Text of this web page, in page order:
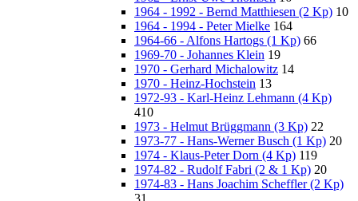
1964 - 1992 - Bernd Matthiesen (2 Kp) 10
1964 - 1994 - Peter Mielke 164
1964-66 - Alfons Hartogs (1 Kp) 66
1969-70 - Johannes Klein 19
1970 - Gerhard Michalowitz 14
1970 - Heinz-Hochstein 13
1972-93 - Karl-Heinz Lehmann (4 Kp)
410
1973 - Helmut Brüggmann (3 Kp) 22
1973-77 - Hans-Werner Busch (1 Kp) 20
1974 - Klaus-Peter Dorn (4 Kp) 119
1974-82 - Rudolf Fabri (2 & 1 Kp) 20
1974-83 - Hans Joachim Scheffler (2 Kp)
31